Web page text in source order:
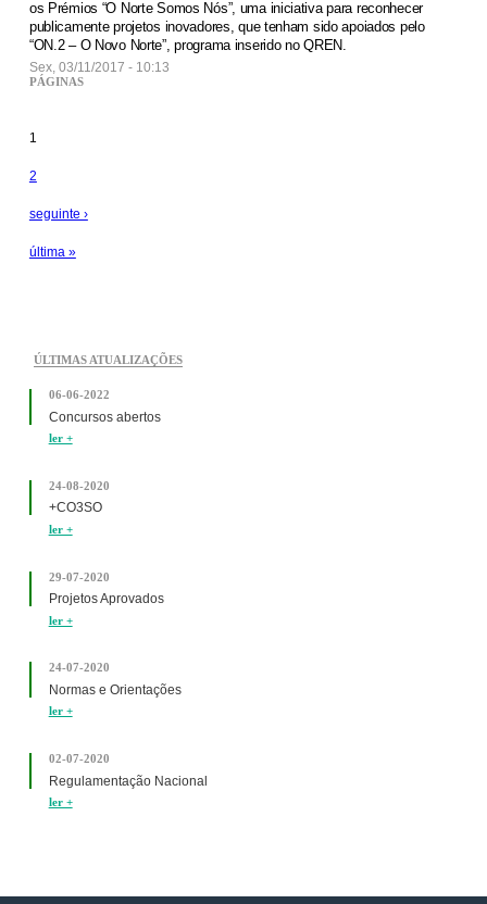
os Prémios “O Norte Somos Nós”, uma iniciativa para reconhecer
publicamente projetos inovadores, que tenham sido apoiados pelo
“ON.2 – O Novo Norte”, programa inserido no QREN.
Sex, 03/11/2017 - 10:13
PÁGINAS
1
2
seguinte ›
última »
ÚLTIMAS ATUALIZAÇÕES
06-06-2022
Concursos abertos
ler +
24-08-2020
+CO3SO
ler +
29-07-2020
Projetos Aprovados
ler +
24-07-2020
Normas e Orientações
ler +
02-07-2020
Regulamentação Nacional
ler +